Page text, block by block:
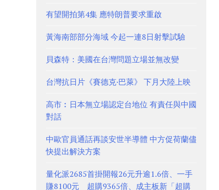
有望開拍第4集 應特朗普要求重啟
黃海南部部分海域 今起一連8日射擊試驗
貝森特：美國在台灣問題立場並無改變
台灣抗日片《賽德克·巴萊》 下月大陸上映
高市︰日本無立場認定台地位 有責任與中國
對話
中歐官員通話再談安世半導體 中方促荷蘭儘
快提出解決方案
量化派2685首掛開報26元升逾1.6倍、一手
賺8100元 超購9365倍、成主板新「超購